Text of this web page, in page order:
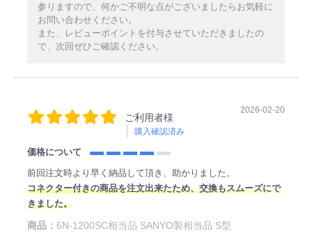
参りますので、何かご不明な点がございましたらお気軽に
お問い合わせください。
また、レビューポイントを付与させていただきましたの
で、次回ぜひご確認ください。
ご利用者様
購入確認済み
2026-02-20
価格について
前回注文時より早く納品して頂き、助かりました。
コネクター付きの商品を注文出来たため、交換もスムーズにで
きました。
商品： 6N-1200SC相当品 SANYO製相当品 S型